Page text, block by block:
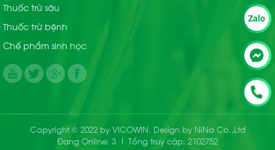
Thuốc trừ sâu
Thuốc trừ bệnh
Chế phẩm sinh học
Copyright © 2022 by VICOWIN. Design by NiNa Co.,Ltd
Đang Online: 3
Tổng truy cập: 2102752
Zalo